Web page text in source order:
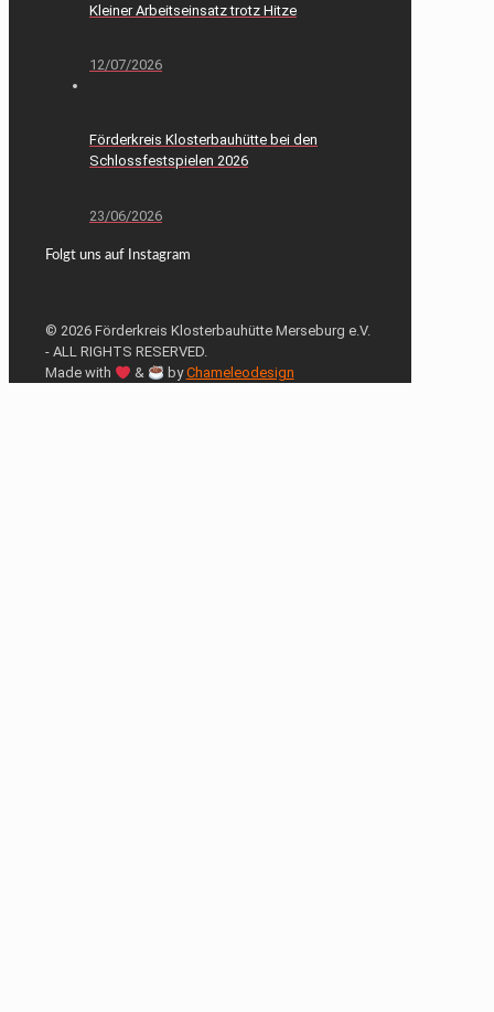
Kleiner Arbeitseinsatz trotz Hitze
12/07/2026
Förderkreis Klosterbauhütte bei den
Schlossfestspielen 2026
23/06/2026
Folgt uns auf Instagram
© 2026 Förderkreis Klosterbauhütte Merseburg e.V.
- ALL RIGHTS RESERVED.
Made with
& byChameleodesign